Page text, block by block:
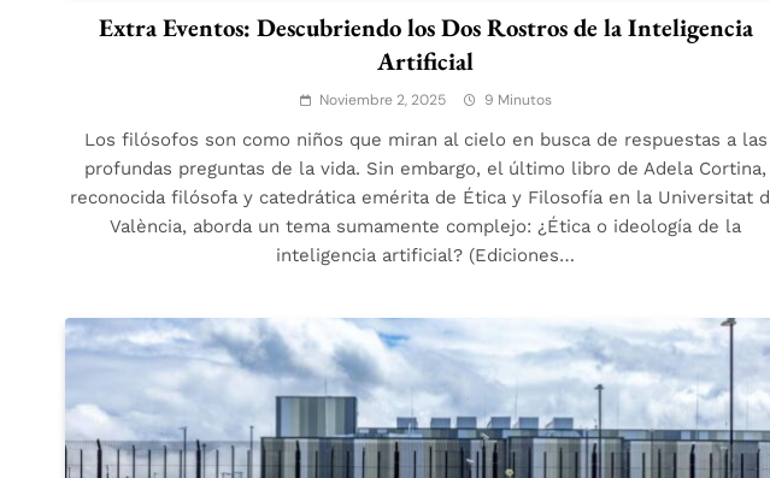
Extra Eventos: Descubriendo los Dos Rostros de la Inteligencia
Artificial
Noviembre 2, 2025 9 Minutos
Los filósofos son como niños que miran al cielo en busca de respuestas a las
profundas preguntas de la vida. Sin embargo, el último libro de Adela Cortina,
reconocida filósofa y catedrática emérita de Ética y Filosofía en la Universitat
València, aborda un tema sumamente complejo: ¿Ética o ideología de la
inteligencia artificial? (Ediciones…